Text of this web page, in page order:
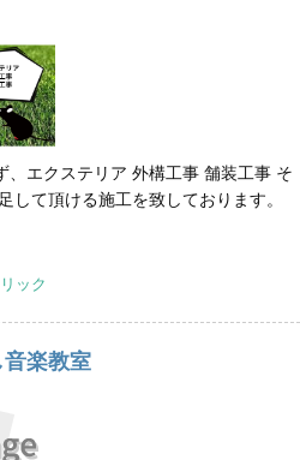
、エクステリア 外構工事 舗装工事 そ
して頂ける施工を致しております。
ック
音楽教室